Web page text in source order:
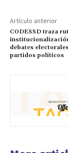
Artículo anterior
CODESSD traza
debates
partidos políticos